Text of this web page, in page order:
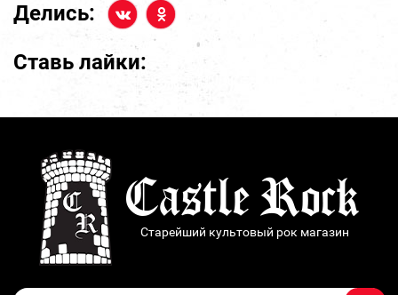
Делись:
Ставь лайки:
Старейший культовый рок магазин